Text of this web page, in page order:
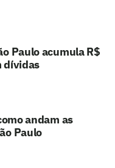
Paulo acumula R$
dívidas
andam as
Paulo